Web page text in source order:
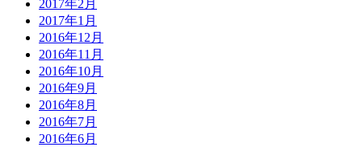
2017年2月
2017年1月
2016年12月
2016年11月
2016年10月
2016年9月
2016年8月
2016年7月
2016年6月